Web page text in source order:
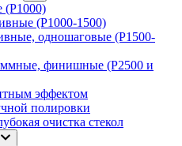
(P1000-1500)
одношаговые (P1500-
финишные (P2500 и
эффектом
полировки
очистка стекол